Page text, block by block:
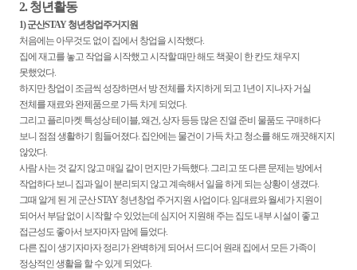
2. 청년활동
1) 군산STAY 청년창업주거지원
처음에는 아무것도 없이 집에서 창업을 시작했다.
집에 재고를 놓고 작업을 시작했고 시작할 때만 해도 책꽂이 한 칸도 채우지
못했었다.
하지만 창업이 조금씩 성장하면서 방 전체를 차지하게 되고 1년이 지나자 거실
전체를 재료와 완제품으로 가득 차게 되었다.
그리고 플리마켓 특성상 테이블, 왜건, 상자 등등 많은 진열 준비 물품도 구매하다
보니 점점 생활하기 힘들어졌다. 집안에는 물건이 가득 차고 청소를 해도 깨끗해지지
않았다.
사람 사는 것 같지 않고 매일 같이 먼지만 가득했다. 그리고 또 다른 문제는 방에서
작업하다 보니 집과 일이 분리되지 않고 계속해서 일을 하게 되는 상황이 생겼다.
그때 알게 된 게 군산 STAY 청년창업 주거지원 사업이다. 임대료와 월세가 지원이
되어서 부담 없이 시작할 수 있었는데 심지어 지원해 주는 집도 내부 시설이 좋고
접근성도 좋아서 보자마자 맘에 들었다.
다른 집이 생기자마자 정리가 완벽하게 되어서 드디어 원래 집에서 모든 가족이
정상적인 생활을 할 수 있게 되었다.